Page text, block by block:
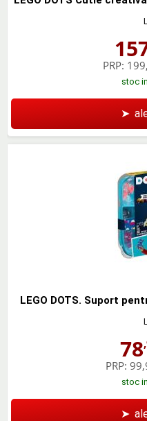
PRP:
stoc
➤
LEGO DOTS. Suport
78
PRP:
stoc
➤